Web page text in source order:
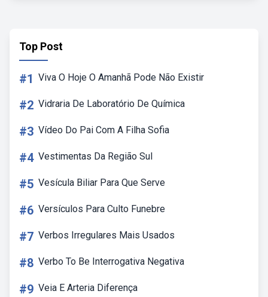
Top Post
#1 Viva O Hoje O Amanhã Pode Não Existir
#2 Vidraria De Laboratório De Química
#3 Vídeo Do Pai Com A Filha Sofia
#4 Vestimentas Da Região Sul
#5 Vesícula Biliar Para Que Serve
#6 Versículos Para Culto Funebre
#7 Verbos Irregulares Mais Usados
#8 Verbo To Be Interrogativa Negativa
#9 Veia E Arteria Diferença